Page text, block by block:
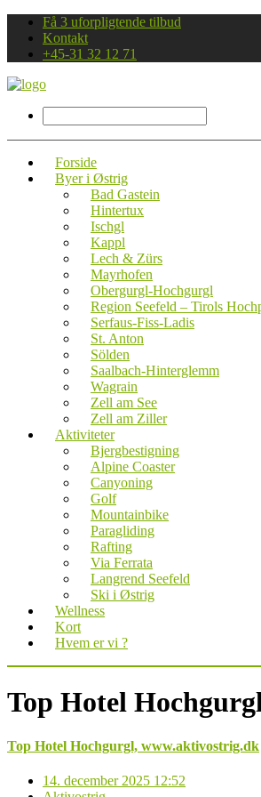
Få 3 uforpligtende tilbud
Kontakt
+45-31 32 12 71
Forside
Byer i Østrig
Bad Gastein
Hintertux
Ischgl
Kappl
Lech & Zürs
Mayrhofen
Obergurgl-Hochgurgl
Region Seefeld – Tirols
Serfaus-Fiss-Ladis
St. Anton
Sölden
Saalbach-Hinterglemm
Wagrain
Zell am See
Zell am Ziller
Aktiviteter
Bjergbestigning
Alpine Coaster
Canyoning
Golf
Mountainbike
Paragliding
Rafting
Via Ferrata
Langrend Seefeld
Ski i Østrig
Wellness
Kort
Hvem er vi ?
Top Hotel
Top Hotel Hochgurgl, www.aktivostrig.dk
14. december 2025 12:52